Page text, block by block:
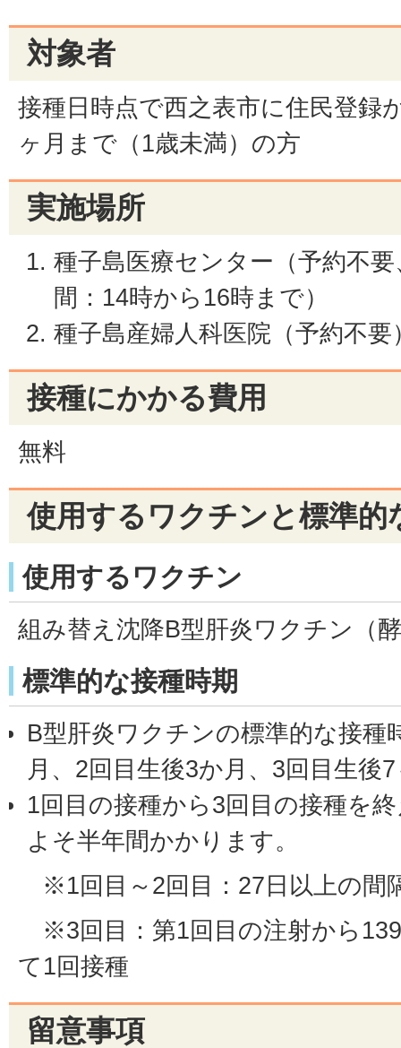
対象者
接種日時点で西之表市に住民登録
ヶ月まで（1歳未満）の方
実施場所
種子島医療センター（予約不
間：14時から16時まで）
種子島産婦人科医院（予約不要
接種にかかる費用
無料
使用するワクチンと標準的
使用するワクチン
組み替え沈降B型肝炎ワクチン（
標準的な接種時期
B型肝炎ワクチンの標準的な接種
月、2回目生後3か月、3回目生後
1回目の接種から3回目の接種を
よそ半年間かかります。
※1回目～2回目：27日以上の間
※3回目：第1回目の注射から
て1回接種
留意事項